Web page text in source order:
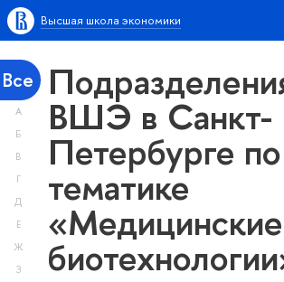
Высшая школа экономики
Все
А
Б
В
Г
Д
Е
Ж
З
ВШЭ в Санкт-
Петербурге по
тематике
«Медицинские